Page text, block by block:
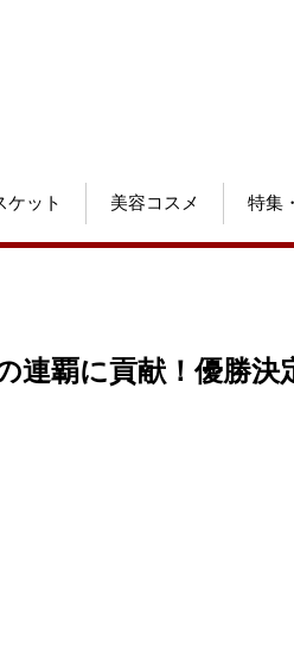
ケット 美容コスメ 特集
連覇に貢献！優勝決